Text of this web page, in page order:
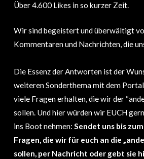
Über 4.600 Likes in so kurzer Zeit.
Wir sind begeistert und überwältigt
Kommentaren und Nachrichten, die
Die Essenz der Antworten ist der
weiteren Sonderthema mit dem
viele Fragen erhalten, die wir der
sollen. Und hier würden wir EUCH
ins Boot nehmen: Sendet uns bis
Fragen, die wir für euch an die
sollen, per Nachricht oder gebt sie